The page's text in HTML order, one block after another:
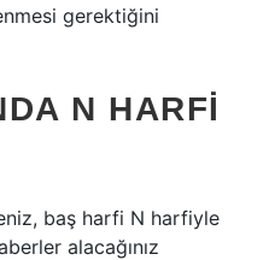
gerektiğini
N HARFI
baş harfi N harfiyle
alacağınız